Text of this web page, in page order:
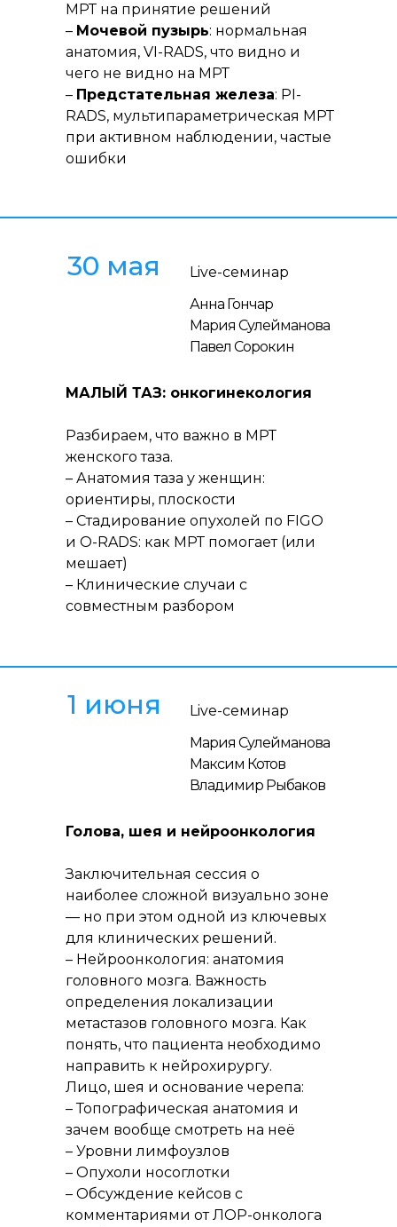
МРТ на принятие решений
– Мочевой пузырь: нормальная
анатомия, VI-RADS, что видно и
чего не видно на МРТ
– Предстательная железа: PI-
RADS, мультипараметрическая МРТ
при активном наблюдении, частые
ошибки
1 июня
Мария Сулейманова
Максим Котов
Владимир Рыбаков
Голова, шея и нейроонкология
Заключительная сессия о
наиболее сложной визуально зоне
— но при этом одной из ключевых
для клинических решений.
– Нейроонкология: анатомия
головного мозга. Важность
определения локализации
метастазов головного мозга. Как
понять, что пациента необходимо
направить к нейрохирургу.
Лицо, шея и основание черепа:
– Топографическая анатомия и
зачем вообще смотреть на неё
– Уровни лимфоузлов
– Опухоли носоглотки
– Обсуждение кейсов с
комментариями от ЛОР-онколога
Live-семинар
30 мая
Анна Гончар
Мария Сулейманова
Павел Сорокин
МАЛЫЙ ТАЗ: онкогинекология
Разбираем, что важно в МРТ
женского таза.
– Анатомия таза у женщин:
ориентиры, плоскости
– Стадирование опухолей по FIGO
и O-RADS: как МРТ помогает (или
мешает)
– Клинические случаи с
совместным разбором
Live-семинар